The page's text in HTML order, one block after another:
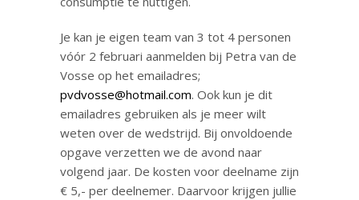
Je kan je eigen team van 3 tot 4 personen
vóór 2 februari aanmelden bij Petra van de
Vosse op het emailadres;
pvdvosse@hotmail.com. Ook kun je dit
emailadres gebruiken als je meer wilt
weten over de wedstrijd. Bij onvoldoende
opgave verzetten we de avond naar
volgend jaar. De kosten voor deelname zijn
€ 5,- per deelnemer. Daarvoor krijgen jullie